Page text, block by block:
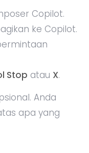
Copilot.
ke Copilot.
Stop atau X.
Anda
apa yang